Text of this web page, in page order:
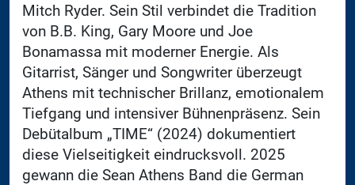
Mitch Ryder. Sein Stil verbindet die Tradition
von B.B. King, Gary Moore und Joe
Bonamassa mit moderner Energie. Als
Gitarrist, Sänger und Songwriter überzeugt
Athens mit technischer Brillanz, emotionalem
Tiefgang und intensiver Bühnenpräsenz. Sein
Debütalbum „TIME“ (2024) dokumentiert
diese Vielseitigkeit eindrucksvoll. 2025
gewann die Sean Athens Band die German